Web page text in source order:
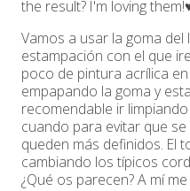
the result? I'm loving
Vamos a usar la goma
estampación con el que
poco de pintura acrílica
empapando la goma y
recomendable ir
cuando para evitar que
queden más definidos. El
cambiando los típicos
¿Qué os parecen? A mí